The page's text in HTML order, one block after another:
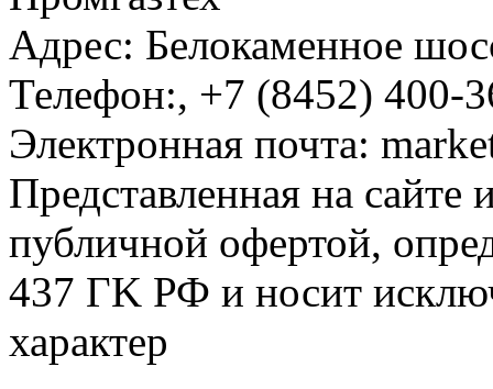
Адрес: Белокаменное
Телефон:, +7 (8452) 400-
Электронная почта:
Представленная на сайте
публичной офертой,
437 ГK РФ и носит
характер